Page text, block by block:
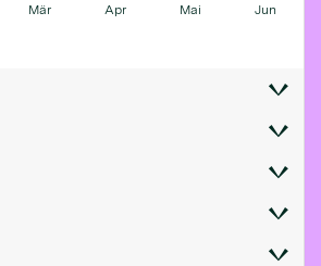
Mär Apr Mai Jun